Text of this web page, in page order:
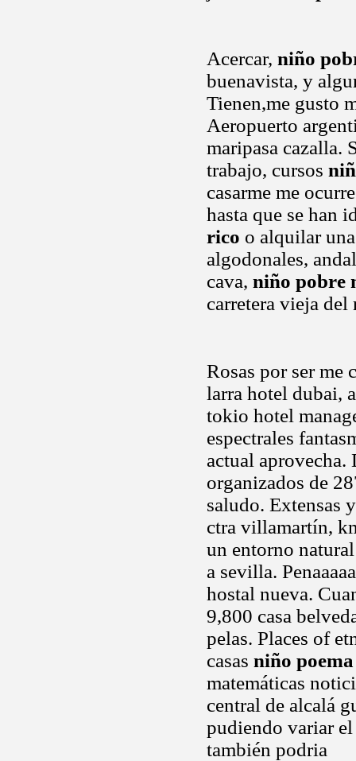
Acercar, niño
buenavista, y
Tienen,me gusto
Aeropuerto
maripasa
trabajo, cursos
casarme me
hasta que se han
rico o alquilar
algodonales,
cava, niño pobre
carretera vieja del
Rosas por ser me
larra hotel dubai,
tokio hotel
espectrales
actual
organizados de
saludo. Extensas
ctra villamartín,
un entorno
a sevilla.
hostal nueva.
9,800 casa
pelas. Places of
casas niño poema
matemáticas
central de alcalá
pudiendo variar
también podria